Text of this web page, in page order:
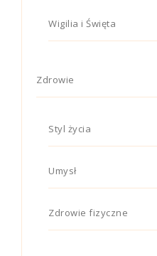
Wigilia i Święta
Zdrowie
Styl życia
Umysł
Zdrowie fizyczne